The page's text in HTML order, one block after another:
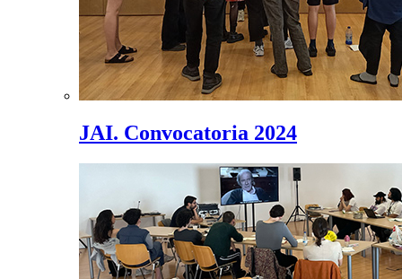
JAI. Convocatoria 2024